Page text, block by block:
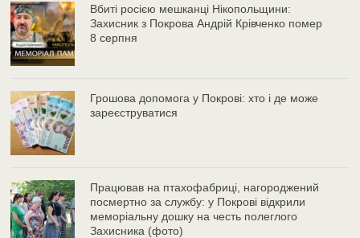
Вбиті росією мешканці Нікопольщини:
Захисник з Покрова Андрій Крівченко помер
8 серпня
Грошова допомога у Покрові: хто і де може
зареєструватися
Працював на птахофабриці, нагороджений
посмертно за службу: у Покрові відкрили
меморіальну дошку на честь полеглого
Захисника (фото)